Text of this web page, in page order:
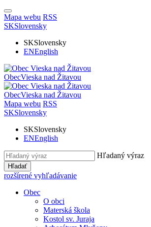
Mapa webu RSS
SKSlovensky
SKSlovensky
ENEnglish
ObecVieska nad Žitavou
ObecVieska nad Žitavou
Mapa webu RSS
SKSlovensky
SKSlovensky
ENEnglish
Hľadaný výraz
Hľadať
rozšírené vyhľadávanie
Obec
O obci
Materská škola
Kostol sv. Juraja